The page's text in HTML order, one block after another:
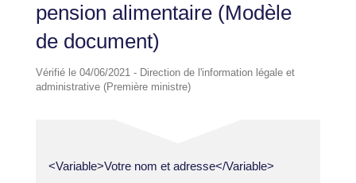
pension alimentaire (Modèle
de document)
Vérifié le 04/06/2021 - Direction de l'information légale et
administrative (Première ministre)
<Variable>Votre nom et adresse</Variable>